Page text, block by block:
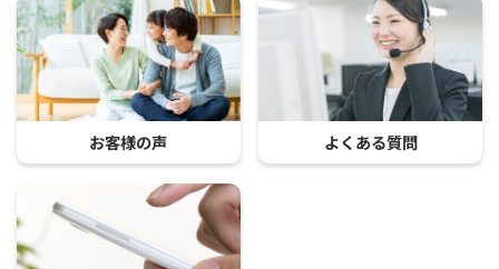
お客様の声 よくある質問